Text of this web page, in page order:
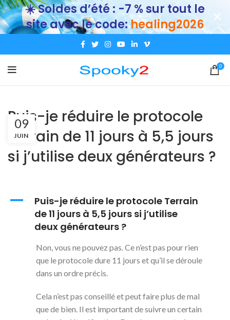
0
Puis-je réduire le protocole
Terrain de 11 jours à 5,5 jours
si j’utilise deux générateurs ?
09
JUIN
A
Puis-je réduire le protocole Terrain
de 11 jours à 5,5 jours si j’utilise
deux générateurs ?
Non, vous ne pouvez pas. Ce n’est pas pour rien
que le protocole dure 11 jours et qu’il se déroule
dans un ordre précis.
Cela n’est pas conseillé et peut faire plus de mal
que de bien. Il est important de suivre un certain
☀️ Soldes d’été : -7 % sur tout le
site avec le code:healing2026